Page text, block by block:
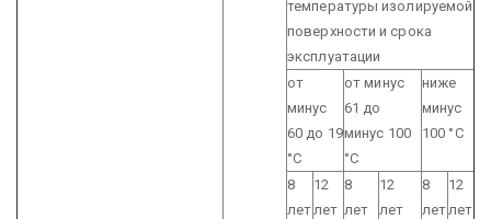
температуры изолируемой
поверхности и срока
эксплуатации
от
минус
60 до 19
°С
от минус
61 до
минус 100
°С
ниже
минус
100 °С
8
лет
12
лет
8
лет
12
лет
8
лет
12
лет